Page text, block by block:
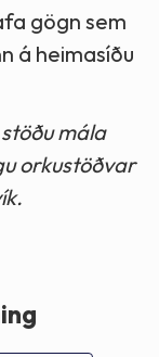
gögn sem
á heimasíðu
mála
orkustöðvar